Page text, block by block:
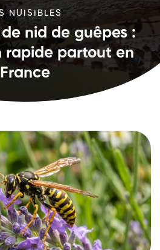
NUISIBLES
nid de guêpes :
rapide partout en
France